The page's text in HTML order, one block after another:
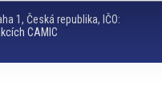
1, Česká republika, IČO:
CAMIC